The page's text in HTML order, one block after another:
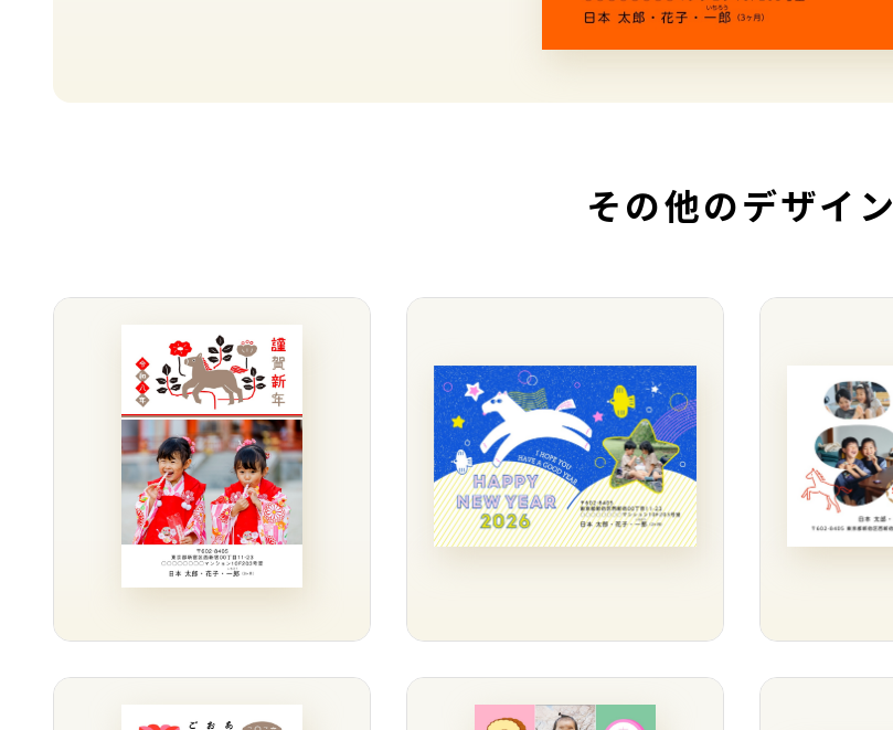
その他のデザイン